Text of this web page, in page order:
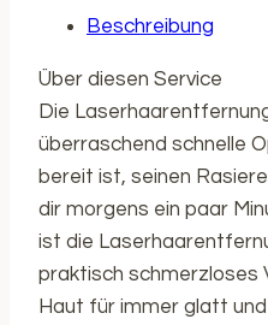
Beschreibung
Über diesen Service
Die
überraschend schnelle
bereit ist, seinen
dir morgens ein paar
ist die
praktisch schmerzloses
Haut für immer glatt